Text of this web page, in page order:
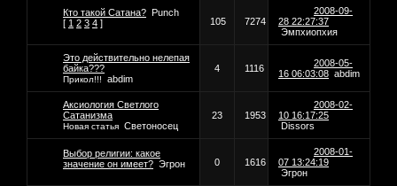
Кто такой Сатана?
Punch
[ 1 2 3 4 ] 105 7274
2008-09-
28 22:27:37
Эмпхиопхия
Это действительно нелепая
байка???
Прикол!!! abdim
4 1116
2008-05-
16 06:03:08 abdim
Аксиология Светлого
Сатанизма
Новая статья Светоносец
23 1953
2008-02-
10 16:17:25
Dissors
Выбор религии: какое
значение он имеет? Эгрон 0 1616
2008-01-
07 13:24:19
Эгрон